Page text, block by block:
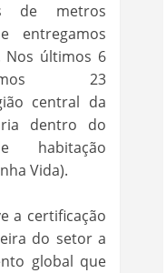
de metros
entregamos
Nos últimos 6
23
central da
dentro do
habitação
Vida).
a certificação
do setor a
global que